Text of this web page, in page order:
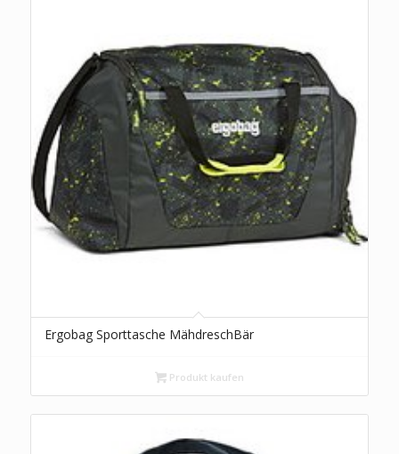
Ergobag Sporttasche MähdreschBär
Produkt kaufen